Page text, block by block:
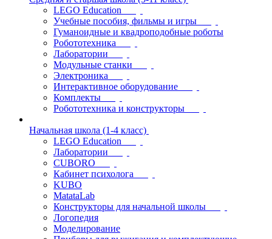
LEGO Education
Учебные пособия, фильмы и игры
Гуманоидные и квадроподобные роботы
Робототехника
Лаборатории
Модульные станки
Электроника
Интерактивное оборудование
Комплекты
Робототехника и конструкторы
Начальная школа (1-4 класс)
LEGO Education
Лаборатории
CUBORO
Кабинет психолога
KUBO
MatataLab
Конструкторы для начальной школы
Логопедия
Моделирование